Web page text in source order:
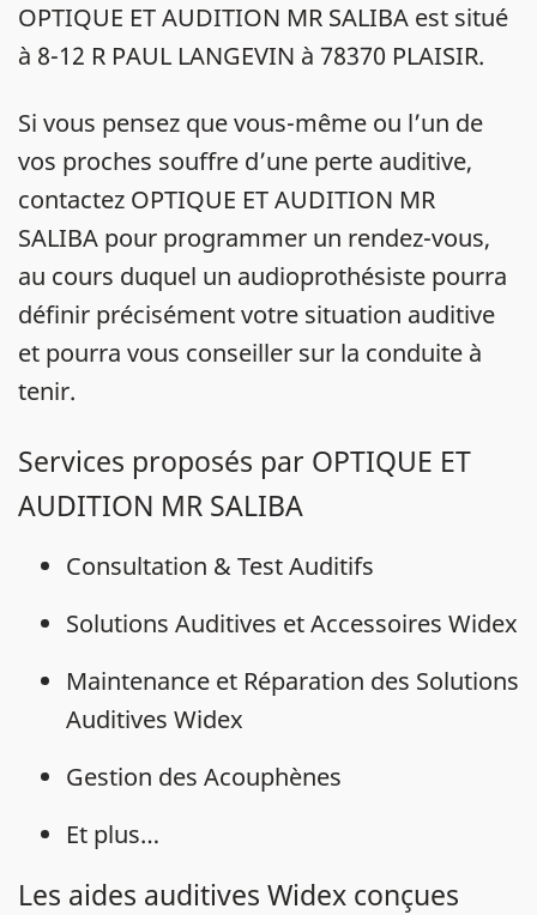
OPTIQUE ET AUDITION MR SALIBA est situé
à 8-12 R PAUL LANGEVIN à 78370 PLAISIR.
Si vous pensez que vous-même ou l’un de
vos proches souffre d’une perte auditive,
contactez OPTIQUE ET AUDITION MR
SALIBA pour programmer un rendez-vous,
au cours duquel un audioprothésiste pourra
définir précisément votre situation auditive
et pourra vous conseiller sur la conduite à
tenir.
Services proposés par OPTIQUE ET
AUDITION MR SALIBA
Consultation & Test Auditifs
Solutions Auditives et Accessoires Widex
Maintenance et Réparation des Solutions
Auditives Widex
Gestion des Acouphènes
Et plus…
Les aides auditives Widex conçues